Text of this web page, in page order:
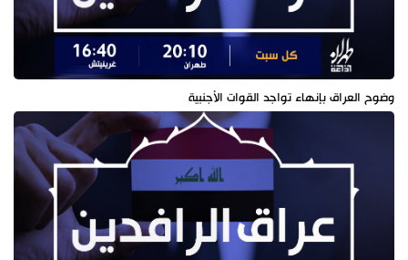
وضوح العراق بإنهاء تواجد القوات الأجنبية